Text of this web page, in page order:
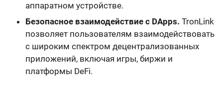
аппаратном устройстве.
Безопасное взаимодействие с DApps. TronLink
позволяет пользователям взаимодействовать
с широким спектром децентрализованных
приложений, включая игры, биржи и
платформы DeFi.